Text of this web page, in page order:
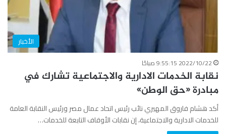
الأخبار
2022/10/22 9:55:15 صباحًا
نقابة الخدمات الادارية والاجتماعية تشارك في
مبادرة «حق الوطن»
أكد هشام فاروق المهيري نائب رئيس اتحاد عمال مصر ورئيس النقابة العامة
للخدمات الادارية والاجتماعية، إن نقابات الأوقاف التابعة للخدمات…